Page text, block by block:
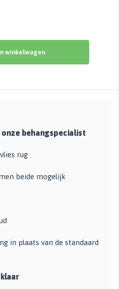
winkelwagen
behangspecialist
rug
beide mogelijk
in plaats van de standaard